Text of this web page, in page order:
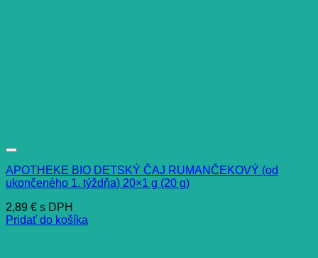
APOTHEKE BIO DETSKÝ ČAJ RUMANČEKOVÝ (od
ukončeného 1. týždňa) 20×1 g (20 g)
2,89 € s DPH
Pridať do košíka